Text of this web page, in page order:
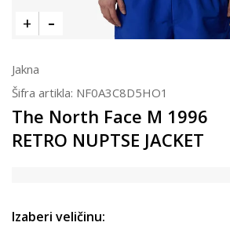
Jakna
Šifra artikla: NF0A3C8D5HO1
The North Face M 1996
RETRO NUPTSE JACKET
Izaberi veličinu: